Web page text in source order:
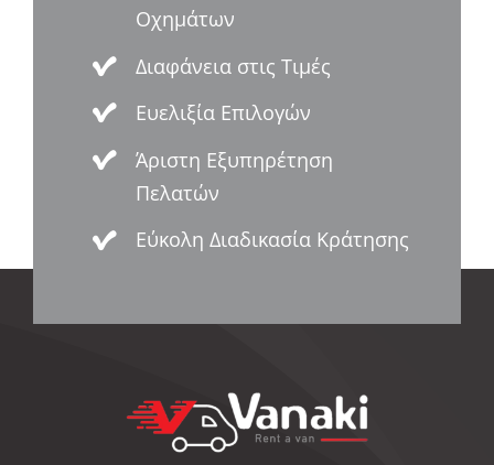
Οχημάτων
Διαφάνεια στις Τιμές
Ευελιξία Επιλογών
Άριστη Εξυπηρέτηση
Πελατών
Εύκολη Διαδικασία Κράτησης